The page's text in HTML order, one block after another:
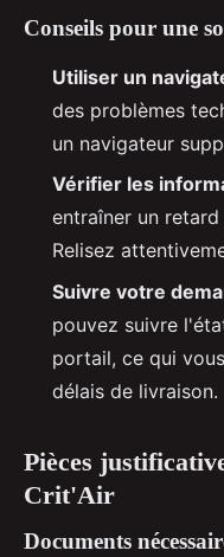
Conseils pour une
Utiliser un
des problèmes
un navigateur
Vérifier les
entraîner un
Relisez
Suivre votre
pouvez suivre
portail, ce qui
délais de livraison.
Pièces
Crit'Air
Documents